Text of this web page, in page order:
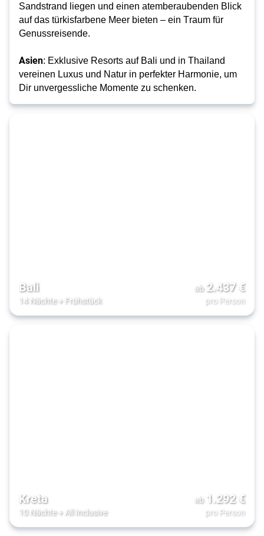
Sandstrand liegen und einen atemberaubenden Blick
auf das türkisfarbene Meer bieten – ein Traum für
Genussreisende.
Asien: Exklusive Resorts auf Bali und in Thailand
vereinen Luxus und Natur in perfekter Harmonie, um
Dir unvergessliche Momente zu schenken.
Bali
14 Nächte+ Frühstück
ab 2.437€
pro Person
Kreta
10 Nächte+ All Inclusive
ab 1.292€
pro Person